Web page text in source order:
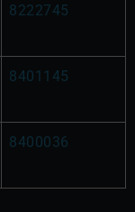
8222745
8401145
8400036